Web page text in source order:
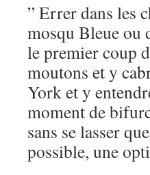
” Errer dans les
mosqu Bleue ou
le premier coup
moutons et y
York et y
moment de
sans se lasser
possible, une